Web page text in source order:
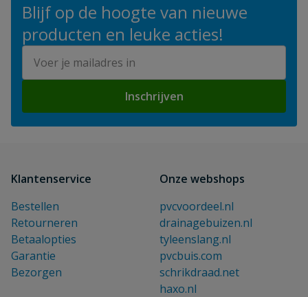
Blijf op de hoogte van nieuwe
producten en leuke acties!
Inschrijven
Klantenservice
Bestellen
Retourneren
Betaalopties
Garantie
Bezorgen
Onze webshops
pvcvoordeel.nl
drainagebuizen.nl
tyleenslang.nl
pvcbuis.com
schrikdraad.net
haxo.nl